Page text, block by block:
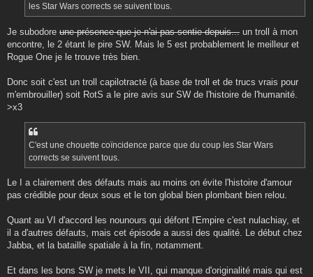
les Star Wars corrects se suivent tous.
Je subodore une présence que je n'ai pas sentie depuis... un troll à mon
encontre, le 2 étant le pire SW. Mais le 5 est probablement le meilleur et
Rogue One je le trouve très bien.
Donc soit c'est un troll capilotracté (à base de troll et de trucs vrais pour
m'embrouiller) soit RotS a le pire avis sur SW de l'histoire de l'humanité.
>x3
C'est une chouette coïncidence parce que du coup les Star Wars
corrects se suivent tous.
Le I a clairement des défauts mais au moins on évite l'histoire d'amour
pas crédible pour deux sous et le ton global bien plombant bien relou.
Quant au VI d'accord les nounours qui défont l'Empire c'est nulachiay, et
il a d'autres défauts, mais cet épisode a aussi des qualité. Le début chez
Jabba, et la bataille spatiale à la fin, notamment.
Et dans les bons SW je mets le VII, qui manque d'originalité mais qui est